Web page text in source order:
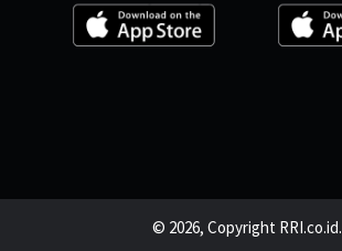
© 2026, Copyright RRI.co.id.